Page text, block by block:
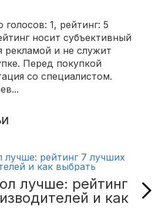
голосов: 1, рейтинг: 5
носит субъективный
рекламой и не служит
Перед покупкой
со специалистом.
лучше: рейтинг
и как